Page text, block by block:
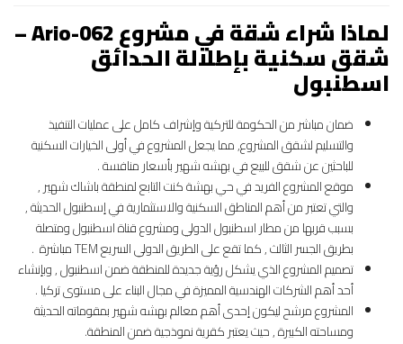
لماذا شراء شقة في مشروع Ario-062 –
شقق سكنية بإطلالة الحدائق
اسطنبول
ضمان مباشر من الحكومة للتركية وإشراف كامل على عمليات التنفيذ
والتسليم لشقق المشروع, مما يجعل المشروع في أولى الخيارات السكنية
للباحثين عن شقق للبيع في بهشه شهير بأسعار منافسة .
موقع المشروع الفريد في حي بهشة كنت التابع لمنطقة باشاك شهير ,
والتي تعتبر من أهم المناطق السكنية والاستثمارية في إسطنبول الحديثة ,
بسبب قربها من مطار اسطنبول الدولي ومشروع قناة اسطنبول ومتصلة
بطريق الجسر الثالث , كما تقع على الطريق الدولي السريع TEM مباشرة .
تصميم المشروع الذي يشكل رؤية جديدة للمنطقة ضمن اسطنبول , وبإنشاء
أحد أهم الشركات الهندسية المميزة في مجال البناء على مستوى تركيا .
المشروع مرشح ليكون إحدى أهم معالم بهشه شهير بمقوماته الحديثة
ومساحته الكبيرة , حيث يعتبر كقرية نموذجية ضمن المنطقة.